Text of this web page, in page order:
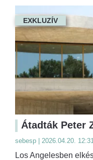
EXKLUZÍV
Átadták Peter
sebesp | 2026.04.20. 12:31
Los Angelesben